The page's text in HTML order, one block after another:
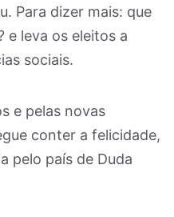
Para dizer mais: que
e leva os eleitos a
sociais.
e pelas novas
conter a felicidade,
pelo país de Duda